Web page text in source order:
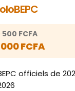
500 FCFA
FCFA
officiels de